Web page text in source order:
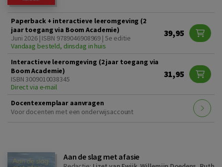
Paperback + interactieve leeromgeving (2
jaar toegang via Boom Academie)
Juni 2026 | ISBN 9789046908969 | 5e editie
Vandaag besteld, dinsdag in huis
39,95
Interactieve leeromgeving (2 jaar toegang via
Boom Academie)
ISBN 3009010038345
Direct via e-mail
31,95
Docentexemplaar aanvragen
Voor docenten met een onderwijsaccount
Aan de slag met afasie